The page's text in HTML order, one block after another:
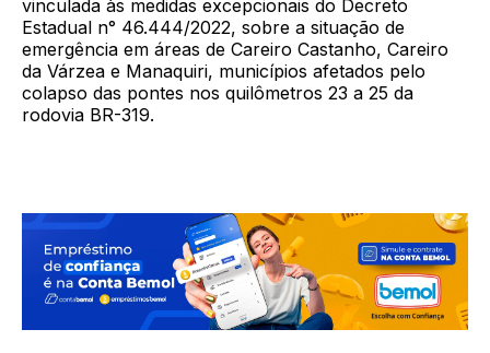
vinculada às medidas excepcionais do Decreto
Estadual n° 46.444/2022, sobre a situação de
emergência em áreas de Careiro Castanho, Careiro
da Várzea e Manaquiri, municípios afetados pelo
colapso das pontes nos quilômetros 23 a 25 da
rodovia BR-319.